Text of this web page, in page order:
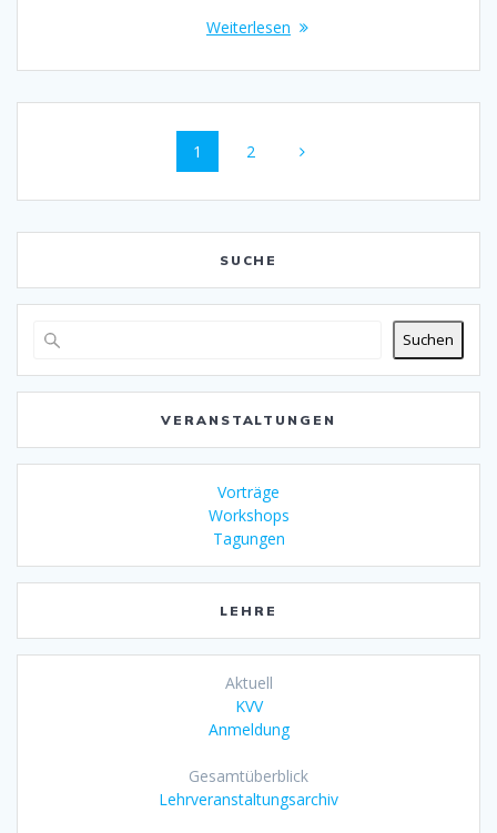
Weiterlesen
Beitragsnavigation
Seite
1 Seite
2
SUCHE
Suchen
VERANSTALTUNGEN
Vorträge
Workshops
Tagungen
LEHRE
Aktuell
KVV
Anmeldung
Gesamtüberblick
Lehrveranstaltungsarchiv